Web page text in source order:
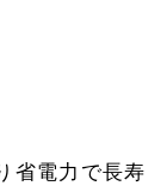
省電力で長寿